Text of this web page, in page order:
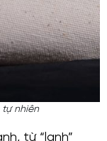
nhiên
từ “lanh”